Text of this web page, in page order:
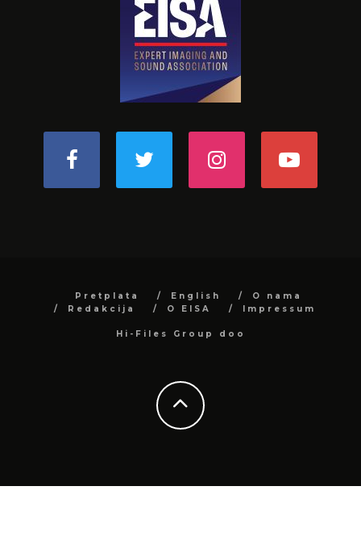
Pretplata English
O nama
Redakcija
O EISA Impressum
Hi-Files Group doo